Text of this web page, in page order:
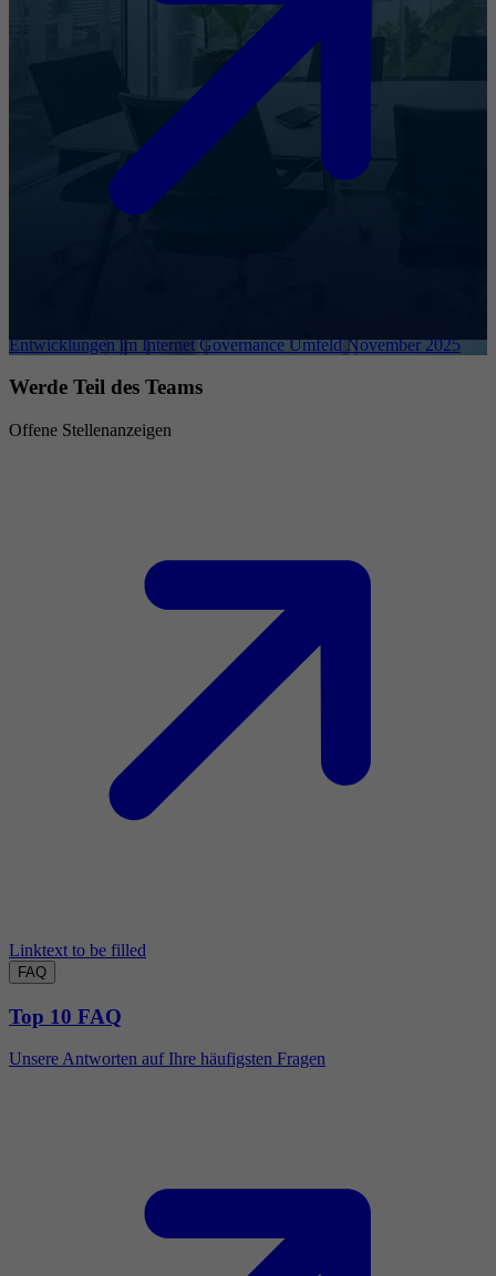
Entwicklungen im Internet Governance Umfeld November 2025
Werde Teil des Teams
Offene Stellenanzeigen
Linktext to be filled
FAQ
Top 10 FAQ
Unsere Antworten auf Ihre häufigsten Fragen